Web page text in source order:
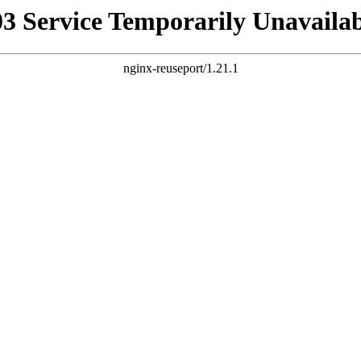
Service Temporarily
nginx-reuseport/1.21.1